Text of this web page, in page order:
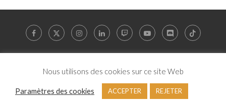
© 2025 MedecinGeek | Marque déposée auprès de l’INPI N° 5197215 | Tous droits
Nous utilisons des cookies sur ce site Web
Paramètres des cookies ACCEPTER REJETER